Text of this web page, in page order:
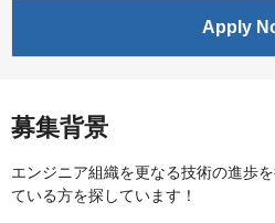
Apply
募集背景
エンジニア組織を更なる技術の進歩
ている方を探しています！